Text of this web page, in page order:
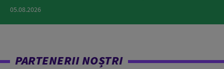
05.08.2026
PARTENERII NOȘTRI